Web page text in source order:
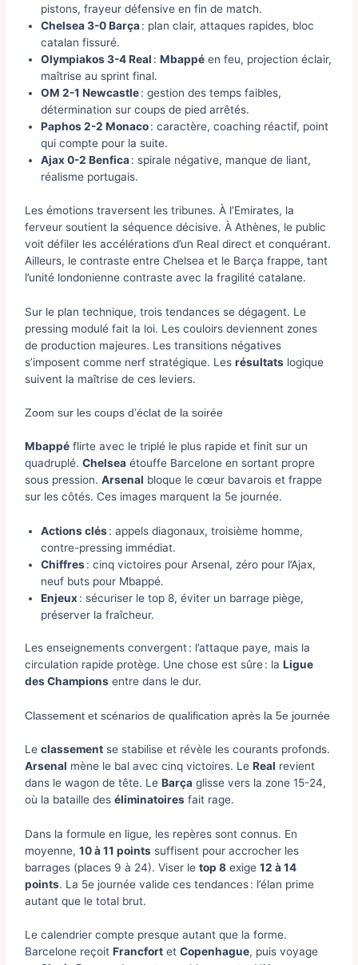
pistons, frayeur défensive en fin de match.
Chelsea 3-0 Barça: plan clair, attaques rapides, bloc
catalan fissuré.
Olympiakos 3-4 Real :Mbappé en feu, projection éclair,
maîtrise au sprint final.
OM 2-1 Newcastle: gestion des temps faibles,
détermination sur coups de pied arrêtés.
Paphos 2-2 Monaco: caractère, coaching réactif, point
qui compte pour la suite.
Ajax 0-2 Benfica: spirale négative, manque de liant,
réalisme portugais.
Les émotions traversent les tribunes. À l’Emirates, la
ferveur soutient la séquence décisive. À Athènes, le public
voit défiler les accélérations d’un Real direct et conquérant.
Ailleurs, le contraste entre Chelsea et le Barça frappe, tant
l’unité londonienne contraste avec la fragilité catalane.
Sur le plan technique, trois tendances se dégagent. Le
pressing modulé fait la loi. Les couloirs deviennent zones
de production majeures. Les transitions négatives
s’imposent comme nerf stratégique. Lesrésultats logique
suivent la maîtrise de ces leviers.
Zoom sur les coups d’éclat de la soirée
Mbappé flirte avec le triplé le plus rapide et finit sur un
quadruplé.Chelsea étouffe Barcelone en sortant propre
sous pression.Arsenal bloque le cœur bavarois et frappe
sur les côtés. Ces images marquent la 5e journée.
Actions clés: appels diagonaux, troisième homme,
contre-pressing immédiat.
Chiffres: cinq victoires pour Arsenal, zéro pour l’Ajax,
neuf buts pour Mbappé.
Enjeux: sécuriser le top 8, éviter un barrage piège,
préserver la fraîcheur.
Les enseignements convergent : l’attaque paye, mais la
circulation rapide protège. Une chose est sûre : laLigue
des Champions entre dans le dur.
Classement et scénarios de qualification après la 5e journée
Leclassement se stabilise et révèle les courants profonds.
Arsenal mène le bal avec cinq victoires. LeReal revient
dans le wagon de tête. LeBarça glisse vers la zone 15-24,
où la bataille deséliminatoires fait rage.
Dans la formule en ligue, les repères sont connus. En
moyenne,10 à 11 points suffisent pour accrocher les
barrages (places 9 à 24). Viser letop 8 exige12 à 14
points. La 5e journée valide ces tendances : l’élan prime
autant que le total brut.
Le calendrier compte presque autant que la forme.
Barcelone reçoitFrancfort etCopenhague, puis voyage